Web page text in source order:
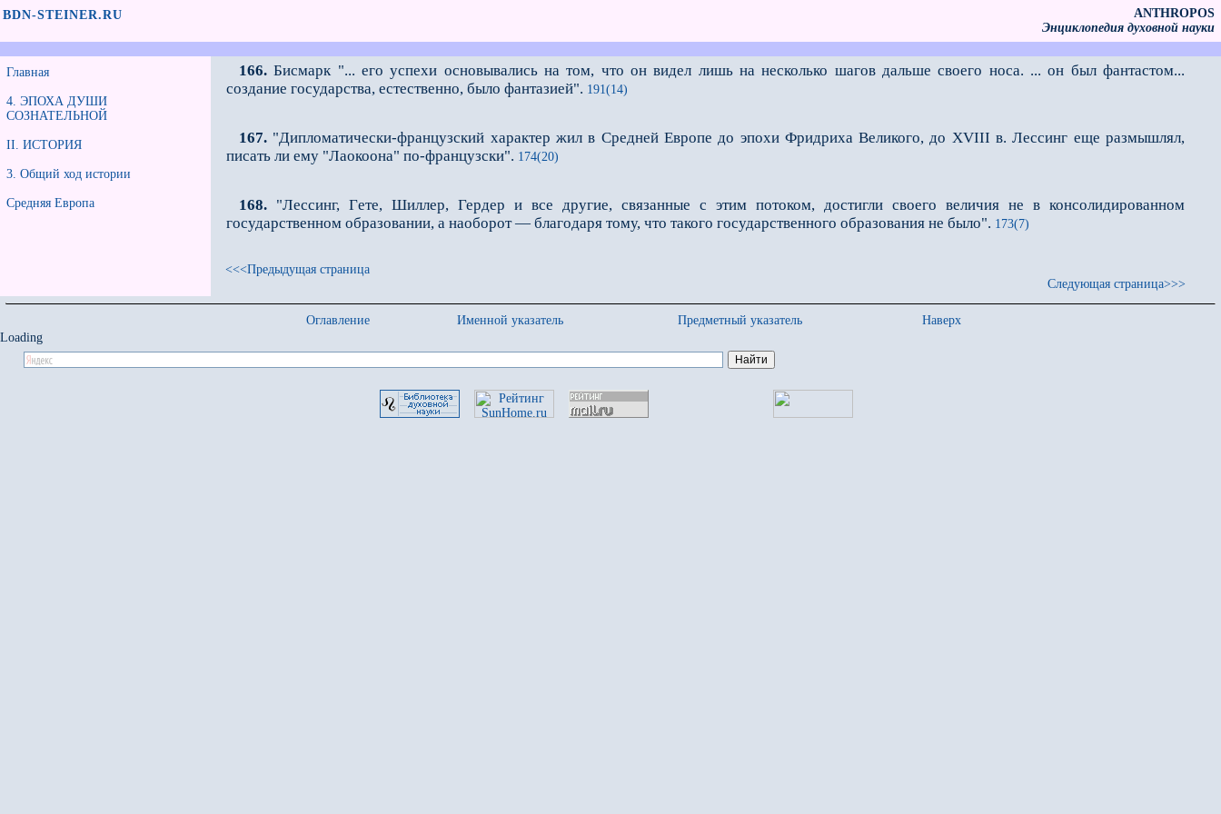
BDN-STEINER.RU
ANTHROPOS
Энциклопедия духовной науки
Главная
4. ЭПОХА ДУШИ
СОЗНАТЕЛЬНОЙ
II. ИСТОРИЯ
3. Общий ход истории
Средняя Европа
166. Бисмарк "... его успехи основывались на том, что он видел лишь на несколько шагов дальше своего носа. ... он был фантастом...
создание государства, естественно, было фантазией". 191(14)
167. "Дипломатически-французский характер жил в Средней Европе до эпохи Фридриха Великого, до XVIII в. Лессинг ещe размышлял,
писать ли ему "Лаокоона" по-французски". 174(20)
168. "Лессинг, Гeте, Шиллер, Гердер и все другие, связанные с этим потоком, достигли своего величия не в консолидированном
государственном образовании, а наоборот — благодаря тому, что такого государственного образования не было". 173(7)
<<<Предыдущая страница
Следующая страница>>>
Оглавление Именной указатель Предметный указатель
Наверх
Loading